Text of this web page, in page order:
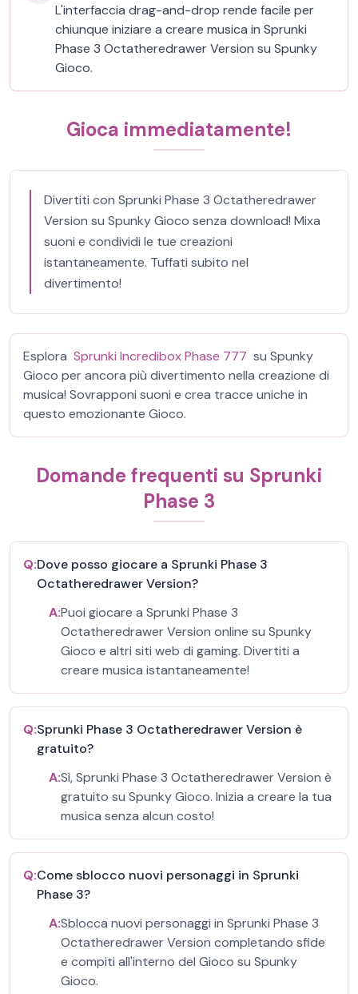
L'interfaccia drag-and-drop rende facile per
chiunque iniziare a creare musica in Sprunki
Phase 3 Octatheredrawer Version su Spunky
Gioco.
Gioca immediatamente!
Divertiti con Sprunki Phase 3 Octatheredrawer
Version su Spunky Gioco senza download! Mixa
suoni e condividi le tue creazioni
istantaneamente. Tuffati subito nel
divertimento!
Esplora Sprunki Incredibox Phase 777 su Spunky
Gioco per ancora più divertimento nella creazione di
musica! Sovrapponi suoni e crea tracce uniche in
questo emozionante Gioco.
Domande frequenti su Sprunki
Phase 3
Q:Dove posso giocare a Sprunki Phase 3
Octatheredrawer Version?
A:Puoi giocare a Sprunki Phase 3
Octatheredrawer Version online su Spunky
Gioco e altri siti web di gaming. Divertiti a
creare musica istantaneamente!
Q:Sprunki Phase 3 Octatheredrawer Version è
gratuito?
A:Sì, Sprunki Phase 3 Octatheredrawer Version è
gratuito su Spunky Gioco. Inizia a creare la tua
musica senza alcun costo!
Q:Come sblocco nuovi personaggi in Sprunki
Phase 3?
A:Sblocca nuovi personaggi in Sprunki Phase 3
Octatheredrawer Version completando sfide
e compiti all'interno del Gioco su Spunky
Gioco.